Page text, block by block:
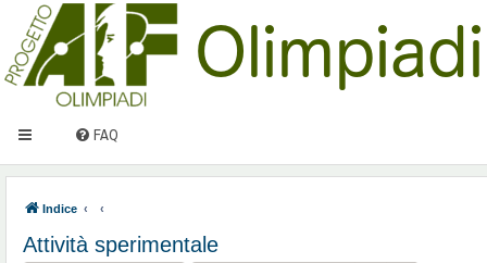
FAQ
Indice
Attività sperimentale